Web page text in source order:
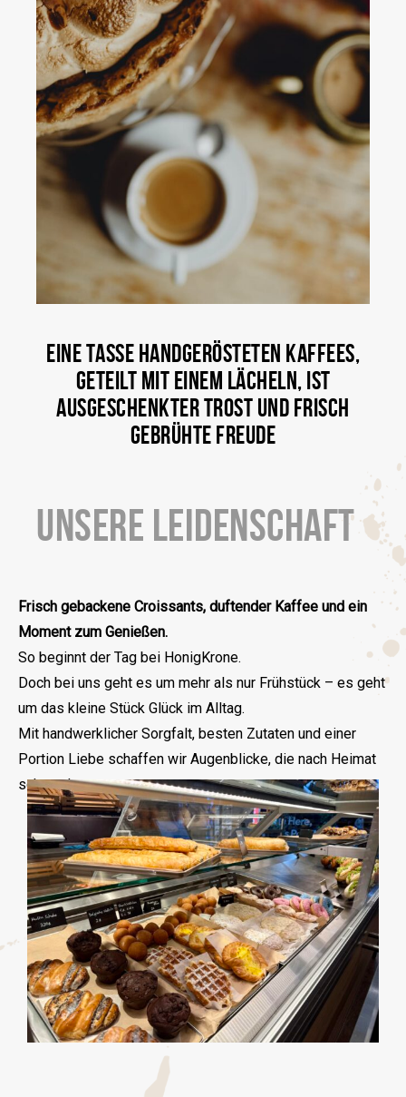
EINE TASSE HANDGERÖSTETEN KAFFEES,
GETEILT MIT EINEM LÄCHELN, IST
AUSGESCHENKTER TROST UND FRISCH
GEBRÜHTE FREUDE
UNSERE LEIDENSCHAFT
Frisch gebackene Croissants, duftender Kaffee und ein
Moment zum Genießen.
So beginnt der Tag bei HonigKrone.
Doch bei uns geht es um mehr als nur Frühstück – es geht
um das kleine Stück Glück im Alltag.
Mit handwerklicher Sorgfalt, besten Zutaten und einer
Portion Liebe schaffen wir Augenblicke, die nach Heimat
schmecken.